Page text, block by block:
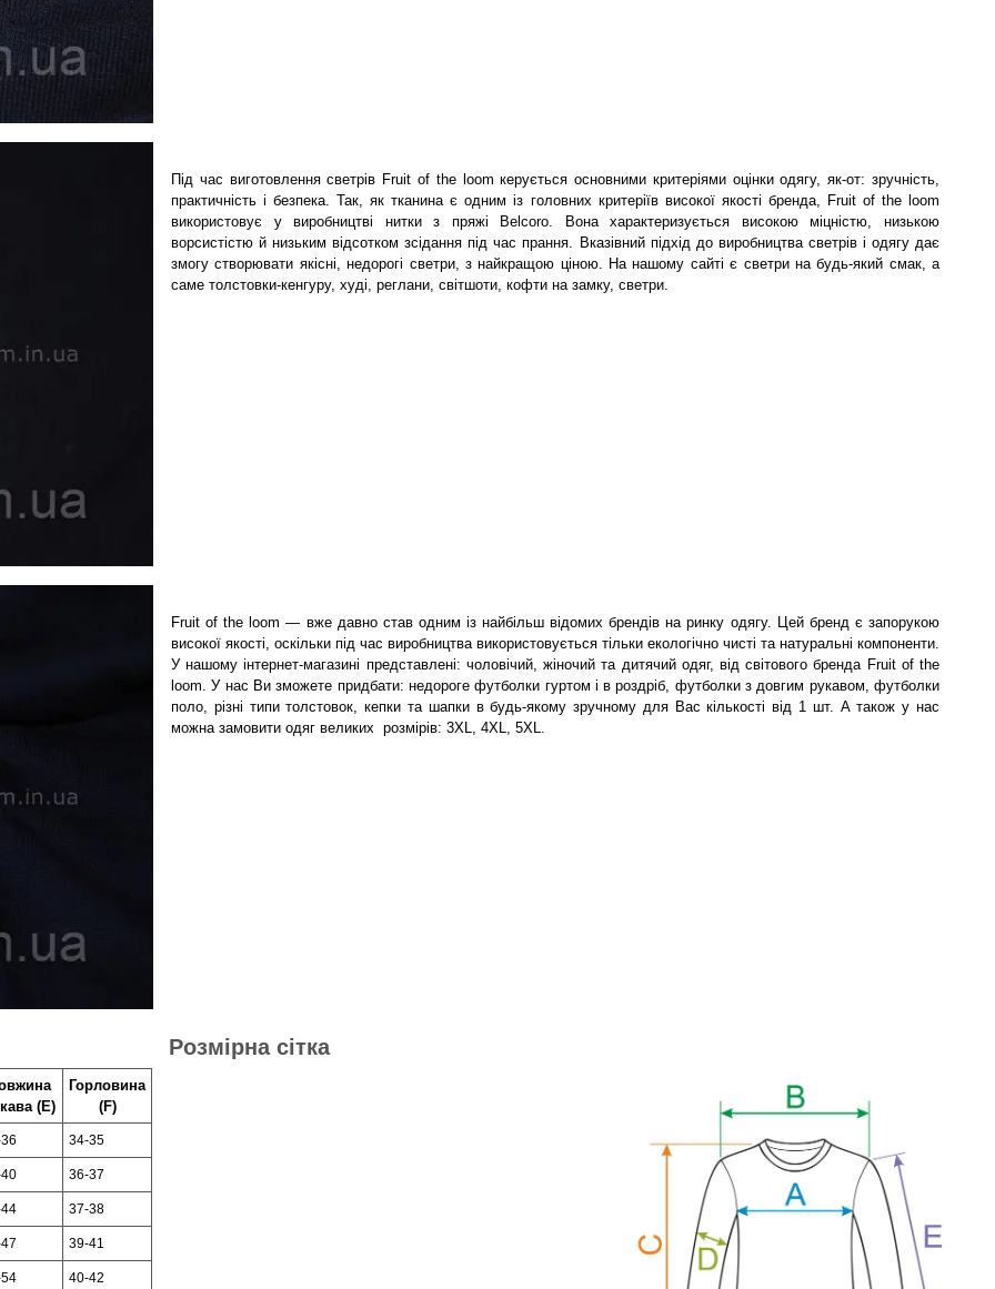
Під час виготовлення светрів Fruit of the loom керується основними критеріями оцінки одягу, як-от: зручність,
практичність і безпека. Так, як тканина є одним із головних критеріїв високої якості бренда, Fruit of the loom
використовує у виробництві нитки з пряжі Belcoro. Вона характеризується високою міцністю, низькою
ворсистістю й низьким відсотком зсідання під час прання. Вказівний підхід до виробництва светрів і одягу дає
змогу створювати якісні, недорогі светри, з найкращою ціною. На нашому сайті є светри на будь-який смак, а
саме толстовки-кенгуру, худі, реглани, світшоти, кофти на замку, светри.
Fruit of the loom — вже давно став одним із найбільш відомих брендів на ринку одягу. Цей бренд є запорукою
високої якості, оскільки під час виробництва використовується тільки екологічно чисті та натуральні компоненти.
У нашому інтернет-магазині представлені: чоловічий, жіночий та дитячий одяг, від світового бренда Fruit of the
loom. У нас Ви зможете придбати: недороге футболки гуртом і в роздріб, футболки з довгим рукавом, футболки
поло, різні типи толстовок, кепки та шапки в будь-якому зручному для Вас кількості від 1 шт. А також у нас
можна замовити одяг великих розмірів: 3XL, 4XL, 5XL.
Розмірна сітка
(Е)
Горловина
(F)
34-35
36-37
37-38
39-41
40-42